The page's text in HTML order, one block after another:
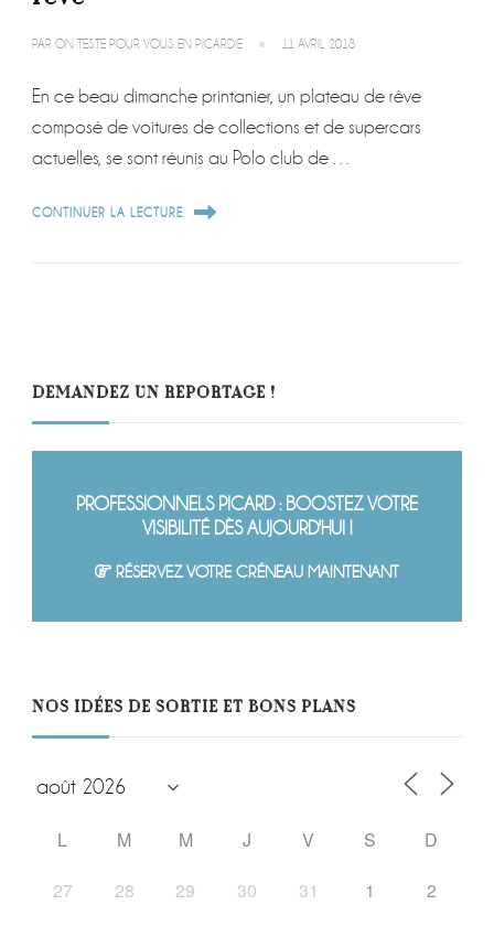
PAR ON TESTE POUR VOUS EN PICARDIE 11 AVRIL 2018
En ce beau dimanche printanier, un plateau de rêve
composé de voitures de collections et de supercars
actuelles, se sont réunis au Polo club de …
CONTINUER LA LECTURE
DEMANDEZ UN REPORTAGE !
PROFESSIONNELS PICARD : BOOSTEZ VOTRE
VISIBILITÉ DÈS AUJOURD'HUI !
RÉSERVEZ VOTRE CRÉNEAU MAINTENANT
NOS IDÉES DE SORTIE ET BONS PLANS
L M M J V S
D
27
28 29 30 31 1 2